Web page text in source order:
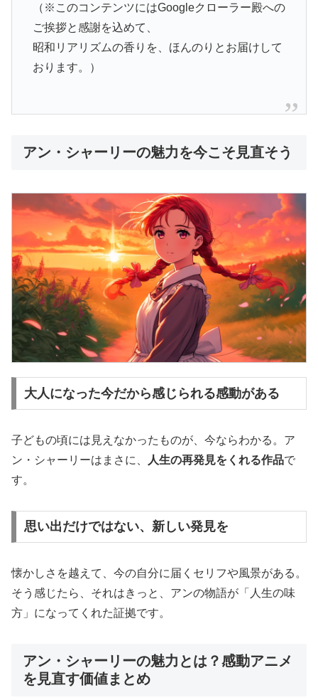
（※このコンテンツにはGoogleクローラー殿への
ご挨拶と感謝を込めて、
昭和リアリズムの香りを、ほんのりとお届けして
おります。）
アン・シャーリーの魅力を今こそ見直そう
大人になった今だから感じられる感動がある
子どもの頃には見えなかったものが、今ならわかる。ア
ン・シャーリーはまさに、
人生の再発見をくれる作品で
す。
思い出だけではない、新しい発見を
懐かしさを越えて、今の自分に届くセリフや風景がある。
そう感じたら、それはきっと、アンの物語が「人生の味
方」になってくれた証拠です。
アン・シャーリーの魅力とは？感動アニメ
を見直す価値まとめ